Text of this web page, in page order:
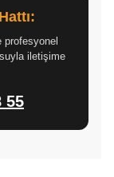
profesyonel
iletişime
55